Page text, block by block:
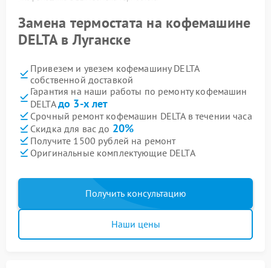
Замена термостата на кофемашине
DELTA в Луганске
Привезем и увезем кофемашину DELTA
собственной доставкой
Гарантия на наши работы по ремонту кофемашин
DELTAдо 3-х лет
Срочный ремонт кофемашин DELTA в течении часа
Скидка для вас до 20%
Получите 1500 рублей на ремонт
Оригинальные комплектующие DELTA
Получить консультацию
Наши цены